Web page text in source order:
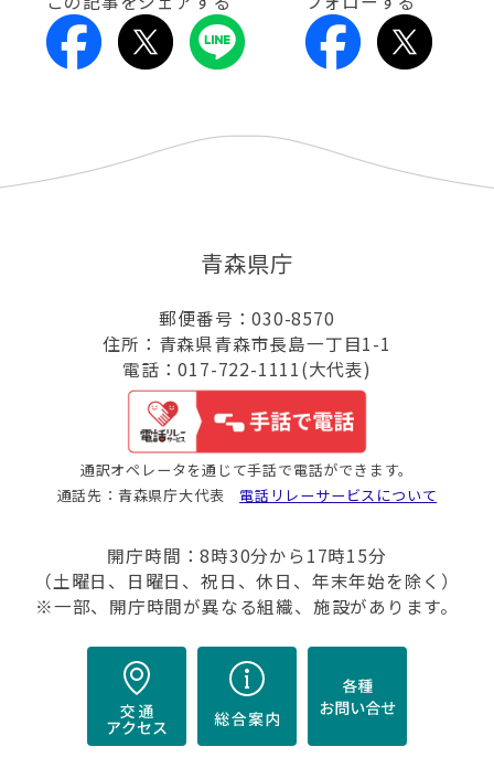
青森県庁
郵便番号：030-8570
住所：青森県青森市長島一丁目1-1
電話：017-722-1111(大代表)
通訳オペレータを通じて手話で電話ができます。
通話先：青森県庁大代表 電話リレーサービスについて
開庁時間：8時30分から17時15分
（土曜日、日曜日、祝日、休日、年末年始を除く）
※一部、開庁時間が異なる組織、施設があります。